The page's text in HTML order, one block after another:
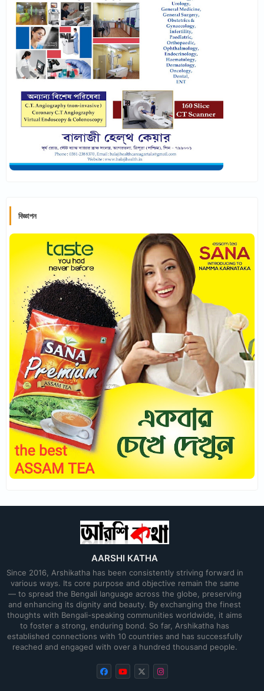
বিজ্ঞাপন
AARSHI KATHA
Since 2016, Arshikatha has been consistently striving forward in
various ways. Its core purpose and objective remain the same
— to spread the Bengali language across the globe, preserving
and enhancing its dignity and beauty. By exchanging the finest
thoughts with Bengali-speaking communities worldwide, it aims
to foster a strong, enduring bond. So far, Arshikatha has
established connections with 10 countries and has successfully
reached and engaged with over a hundred thousand people.